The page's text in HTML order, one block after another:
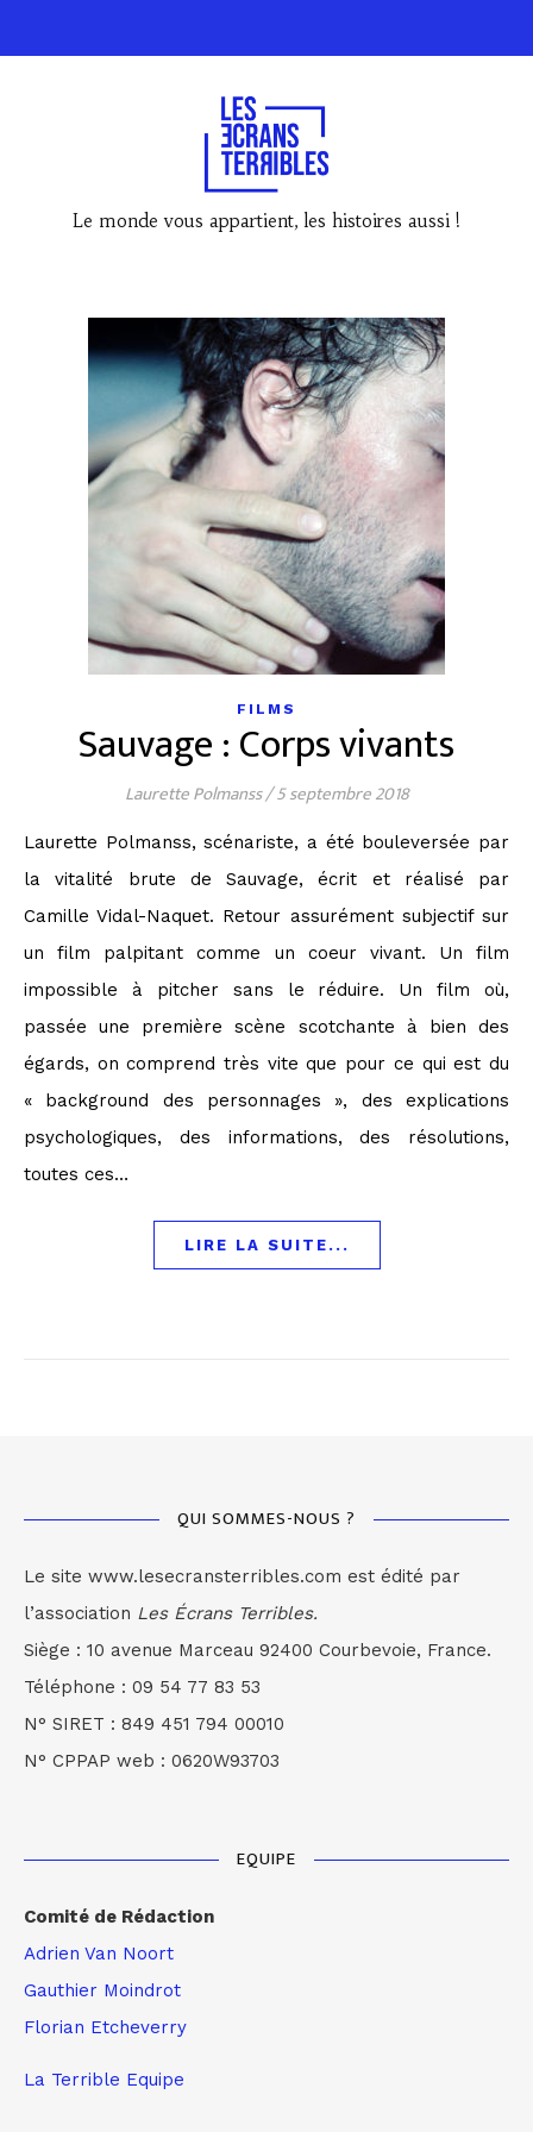
Le monde vous appartient, les histoires aussi !
FILMS
Sauvage : Corps vivants
Laurette Polmanss/5 septembre 2018
Laurette Polmanss, scénariste, a été bouleversée par
la vitalité brute de Sauvage, écrit et réalisé par
Camille Vidal-Naquet. Retour assurément subjectif sur
un film palpitant comme un coeur vivant. Un film
impossible à pitcher sans le réduire. Un film où,
passée une première scène scotchante à bien des
égards, on comprend très vite que pour ce qui est du
« background des personnages », des explications
psychologiques, des informations, des résolutions,
toutes ces…
LIRE LA SUITE...
QUI SOMMES-NOUS ?
Le site www.lesecransterribles.com est édité par
l’association Les Écrans Terribles.
Siège : 10 avenue Marceau 92400 Courbevoie, France.
Téléphone : 09 54 77 83 53
N° SIRET : 849 451 794 00010
N° CPPAP web : 0620W93703
EQUIPE
Comité de Rédaction
Adrien Van Noort
Gauthier Moindrot
Florian Etcheverry
La Terrible Equipe